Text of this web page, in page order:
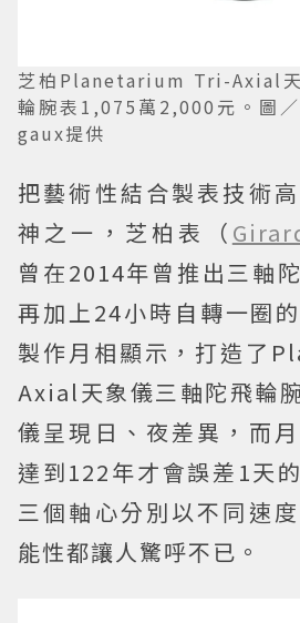
芝柏Planetarium Tri-Axial
輪腕表1,075萬2,000元。圖
gaux提供
把藝術性結合製表技術
神之一，芝柏表（
曾在2014年曾推出三軸
再加上24小時自轉一圈
製作月相顯示，打造了
Axial天象儀三軸陀飛輪
儀呈現日、夜差異，而
達到122年才會誤差1天
三個軸心分別以不同速
能性都讓人驚呼不已。